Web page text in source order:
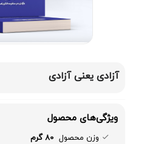
آزادی یعنی آزادی
ویژگی‌های محصول
وزن محصول 80 گرم